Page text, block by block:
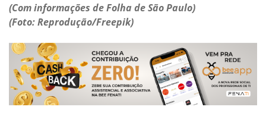
(Com informações de Folha de São Paulo)
(Foto: Reprodução/Freepik)